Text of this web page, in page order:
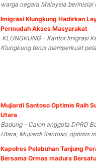
warga negara Malaysia berinisial
Imigrasi Klungkung Hadirkan
Permudah Akses Masyarakat
KLUNGKUNG - Kantor Imigrasi
Klungkung terus memperkuat
Mujiardi Santoso Optimis Raih
Utara
Badung - Calon anggota DPRD
Utara, Mujiardi Santoso, optimis
Kapolres Pelabuhan Tanjung
Bersama Ormas madura